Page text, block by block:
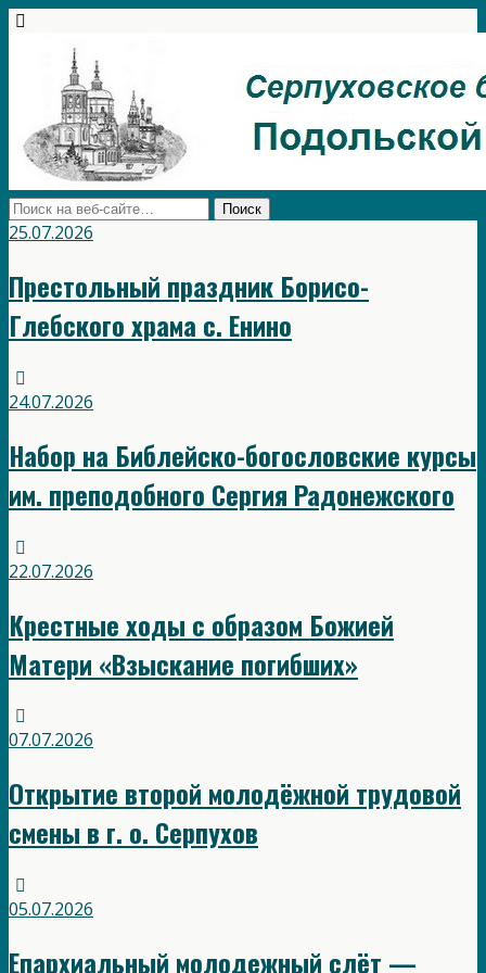
25.07.2026
Престольный праздник Борисо-
Глебского храма с. Енино
24.07.2026
Набор на Библейско-богословские курсы
им. преподобного Сергия Радонежского
22.07.2026
Крестные ходы с образом Божией
Матери «Взыскание погибших»
07.07.2026
Открытие второй молодёжной трудовой
смены в г. о. Серпухов
05.07.2026
Епархиальный молодежный слёт —